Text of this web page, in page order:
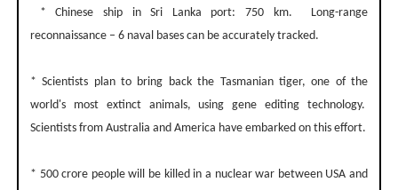
* Chinese ship in Sri Lanka port: 750 km. Long-range
reconnaissance – 6 naval bases can be accurately tracked.
* Scientists plan to bring back the Tasmanian tiger, one of the
world's most extinct animals, using gene editing technology.
Scientists from Australia and America have embarked on this effort.
* 500 crore people will be killed in a nuclear war between USA and